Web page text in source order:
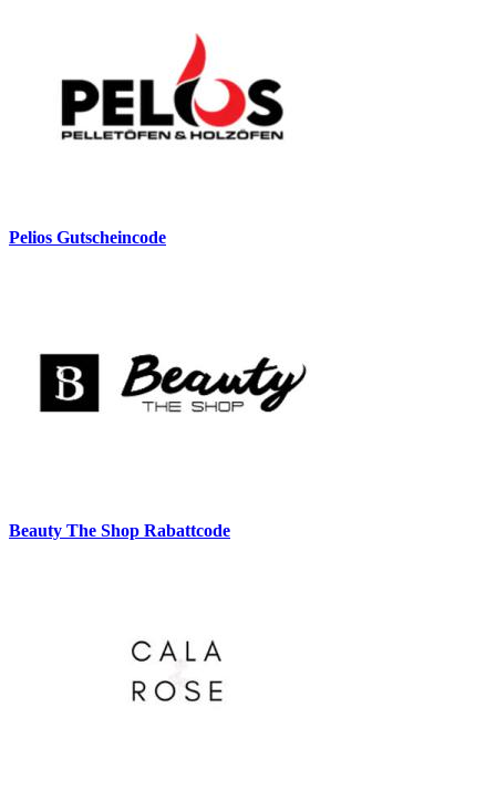
Pelios Gutscheincode
Beauty The Shop Rabattcode